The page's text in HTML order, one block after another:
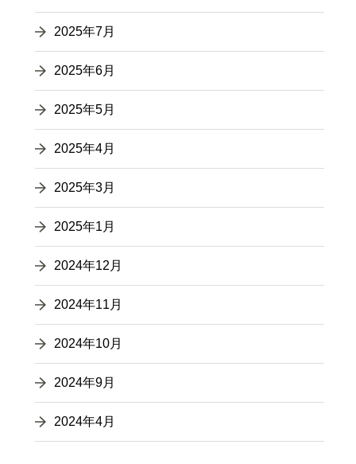
2025年7月
2025年6月
2025年5月
2025年4月
2025年3月
2025年1月
2024年12月
2024年11月
2024年10月
2024年9月
2024年4月